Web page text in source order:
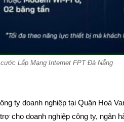
Lắp Mạng Internet FPT Đà Nẵng
ty doanh nghiệp tại Quận Hoà
cho doanh nghiệp công ty, ngân